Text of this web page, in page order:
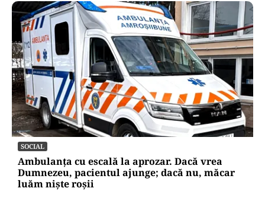
SOCIAL
Ambulanța cu escală la aprozar. Dacă vrea
Dumnezeu, pacientul ajunge; dacă nu, măcar
luăm niște roșii